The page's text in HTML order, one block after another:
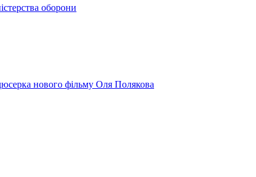
оборони
нового фільму Оля Полякова